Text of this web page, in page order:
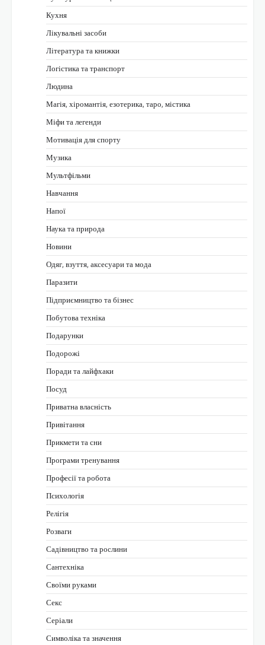
Кухня
Лікувальні засоби
Література та книжки
Логістика та транспорт
Людина
Магія, хіромантія, езотерика, таро, містика
Міфи та легенди
Мотивація для спорту
Музика
Мультфільми
Навчання
Напої
Наука та природа
Новини
Одяг, взуття, аксесуари та мода
Паразити
Підприємництво та бізнес
Побутова техніка
Подарунки
Подорожі
Поради та лайфхаки
Посуд
Приватна власність
Привітання
Прикмети та сни
Програми тренування
Професії та робота
Психологія
Релігія
Розваги
Садівництво та рослини
Сантехніка
Своїми руками
Секс
Серіали
Символіка та значення